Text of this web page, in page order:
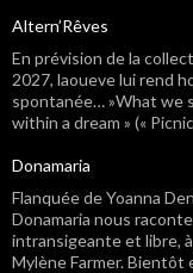
Altern’Rêves
En prévision de la
2027, laoueve lui rend
spontanée… »What we
within a dream » («
Donamaria
Flanquée de Yoanna
Donamaria nous
intransigeante et libre, à
Mylène Farmer. Bientôt